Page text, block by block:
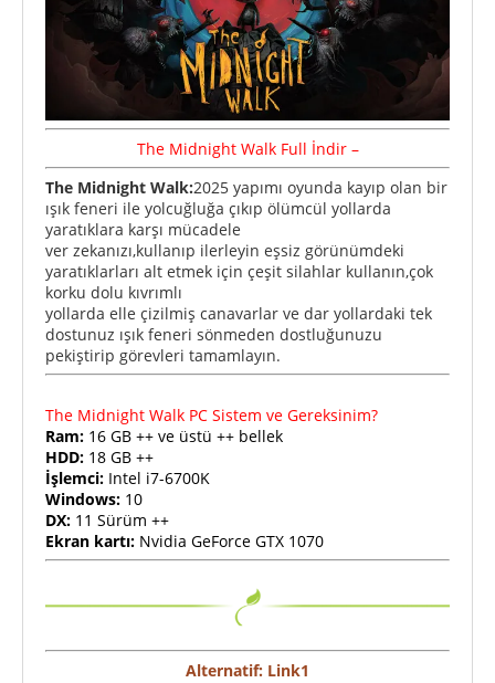
The Midnight WalkFull İndir –
The Midnight Walk:2025 yapımı oyunda kayıp olan bir
ışık feneri ile yolcuğluğa çıkıp ölümcül yollarda
yaratıklara karşı mücadele
ver zekanızı,kullanıp ilerleyin eşsiz görünümdeki
yaratıklarları alt etmek için çeşit silahlar kullanın,çok
korku dolu kıvrımlı
yollarda elle çizilmiş canavarlar ve dar yollardaki tek
dostunuz ışık feneri sönmeden dostluğunuzu
pekiştirip görevleri tamamlayın.
The Midnight Walk PC Sistem ve Gereksinim?
Ram: 16 GB ++ ve üstü ++ bellek
HDD: 18 GB ++
İşlemci: Intel i7-6700K
Windows: 10
DX: 11 Sürüm ++
Ekran kartı: Nvidia GeForce GTX 1070
Alternatif: Link1